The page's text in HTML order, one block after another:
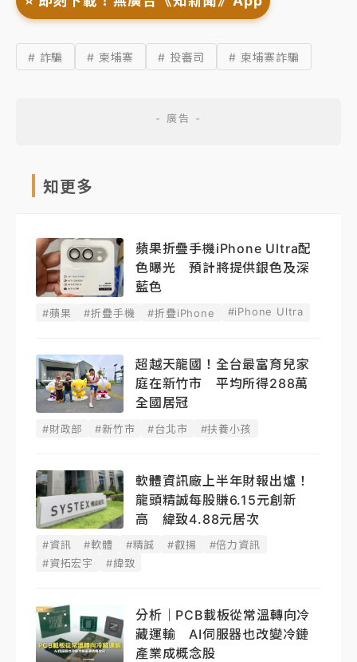
# 詐騙 # 柬埔寨 # 投審司 # 柬埔寨詐騙
知更多
蘋果折疊手機iPhone Ultra配
色曝光 預計將提供銀色及深
藍色
#蘋果 #折疊手機 #折疊iPhone #iPhone Ultra
超越天龍國！全台最富育兒家
庭在新竹市 平均所得288萬
全國居冠
#財政部 #新竹市 #台北市 #扶養小孩
軟體資訊廠上半年財報出爐！
龍頭精誠每股賺6.15元創新
高 緯致4.88元居次
#資訊 #軟體 #精誠 #叡揚
#倍力資訊
#資拓宏宇
#緯致
分析｜PCB載板從常溫轉向冷
藏運輸 AI伺服器也改變冷鏈
產業成概念股